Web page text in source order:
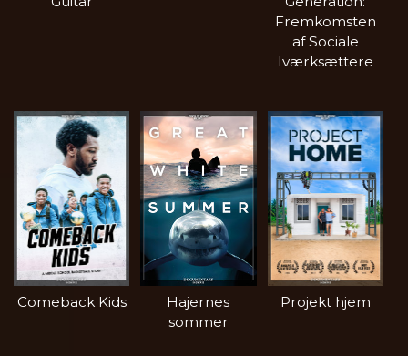
Fremkomsten
af Sociale
Iværksættere
Comeback Kids
Hajernes
sommer
Projekt hjem